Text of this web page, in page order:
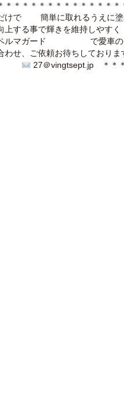
＊＊＊＊＊＊＊＊＊＊＊＊
けで 簡単に取れるうえに
向上する事で輝きを維
ペルマガード で愛車
問合わせ、ご依頼お待
27＠vingtsept.jp ＊＊